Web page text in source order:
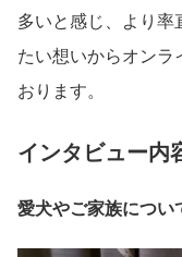
多いと感じ、より率
たい想いからオンラ
おります。
インタビュー内
愛犬やご家族につい